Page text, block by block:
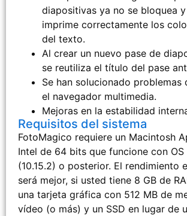
diapositivas ya no se bloquea
imprime correctamente los
del texto.
Al crear un nuevo pase de
se reutiliza el título del pase
Se han solucionado problemas
el navegador multimedia.
Mejoras en la estabilidad
Requisitos del sistema
FotoMagico requiere un Macintosh
Intel de 64 bits que funcione con OS
(10.15.2) o posterior. El rendimiento
será mejor, si usted tiene 8 GB de
una tarjeta gráfica con 512 MB de
vídeo (o más) y un SSD en lugar de